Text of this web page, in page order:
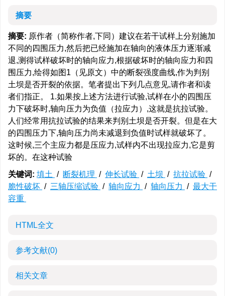
摘要
摘要: 原作者（简称作者,下同）建议在若干试样上分别施加
不同的四围压力,然后把已经施加在轴向的液体压力逐渐减
退,测得试样破坏时的轴向应力,根据破坏时的轴向应力和四
围压力,绘得如图1（见原文）中的断裂强度曲线,作为判别
土坝是否开裂的依据。笔者提出下列几点意见,请作者和读
者们指正。 1.如果按上述方法进行试验,试样在小的四围压
力下破坏时,轴向压力为负值（拉应力）,这就是抗拉试验。
人们经常用抗拉试验的结果来判别土坝是否开裂。但是在大
的四围压力下,轴向压力尚未减退到负值时试样就破坏了。
这时候,三个主应力都是压应力,试样内不出现拉应力,它是剪
坏的。在这种试验
关键词: 填土 / 断裂机理 / 伸长试验 / 土坝 / 抗拉试验 /
脆性破坏 / 三轴压缩试验 / 轴向应力 / 轴向压力 / 最大干
容重
HTML全文
参考文献(0)
相关文章